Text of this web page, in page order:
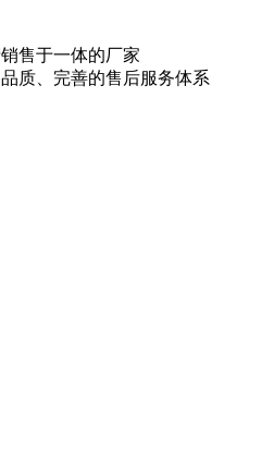
售于一体的厂家
质、完善的售后服务体系